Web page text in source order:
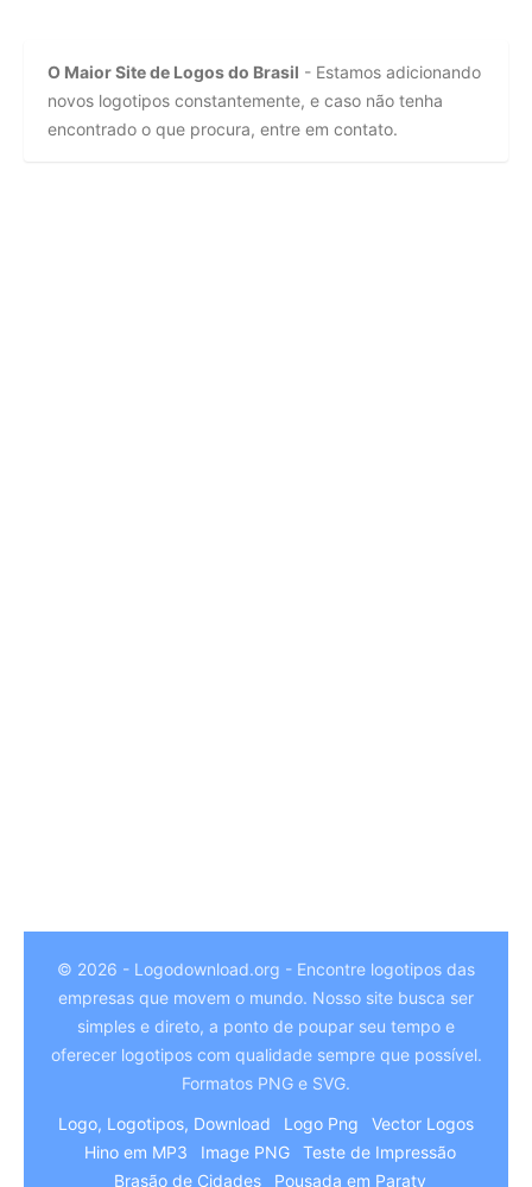
O Maior Site de Logos do Brasil - Estamos adicionando
novos logotipos constantemente, e caso não tenha
encontrado o que procura, entre em contato.
© 2026 - Logodownload.org - Encontre logotipos das
empresas que movem o mundo. Nosso site busca ser
simples e direto, a ponto de poupar seu tempo e
oferecer logotipos com qualidade sempre que possível.
Formatos PNG e SVG.
Logo, Logotipos, Download
Logo Png
Vector Logos
Hino em MP3
Image PNG
Teste de Impressão
Brasão de Cidades
Pousada em Paraty
Arabic
Italian
Hindi
German